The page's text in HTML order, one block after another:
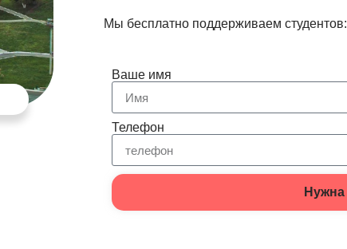
Мы бесплатно поддерживаем студентов:
Ваше имя
Телефон